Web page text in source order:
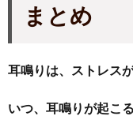
まとめ
耳鳴りは、ストレス
いつ、耳鳴りが起こ